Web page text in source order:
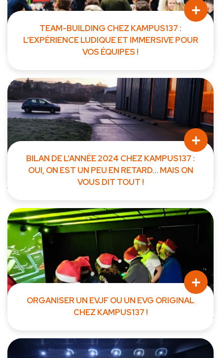
TEAM-BUILDING CHEZ KAMPUS137 :
L’EXPÉRIENCE LUDIQUE ET IMMERSIVE POUR
VOS ÉQUIPES !
+
BILAN DE L’ANNÉE 2024 CHEZ KAMPUS137 :
OUI, ON EST UN PEU EN RETARD… MAIS ON
VOUS DIT TOUT !
+
ORGANISER UN EVJF OU UN EVG ORIGINAL
CHEZ KAMPUS137 !
+